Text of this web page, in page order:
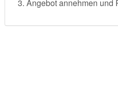
Angebot annehmen und